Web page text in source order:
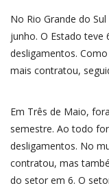
No Rio Grande do
junho. O Estado teve
desligamentos.
mais contratou,
Em Três de Maio,
semestre. Ao todo
desligamentos. No
contratou, mas
do setor em 6. O